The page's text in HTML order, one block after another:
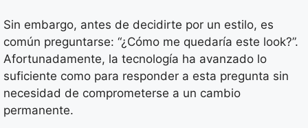
Sin embargo, antes de decidirte por un estilo, es
común preguntarse: “¿Cómo me quedaría este look?”.
Afortunadamente, la tecnología ha avanzado lo
suficiente como para responder a esta pregunta sin
necesidad de comprometerse a un cambio
permanente.